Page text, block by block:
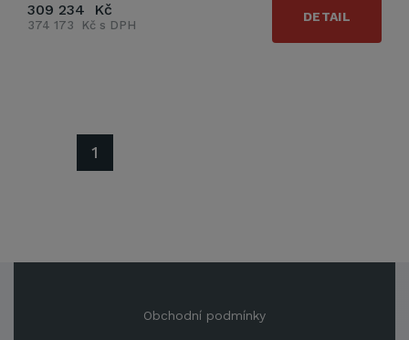
309 234 Kč
374 173 Kč s DPH
DETAIL
1
Obchodní podmínky